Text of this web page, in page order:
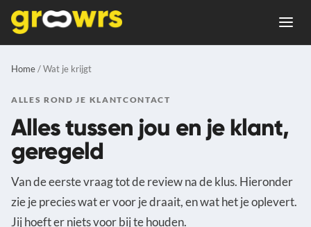
Home/ Wat je krijgt
ALLES ROND JE KLANTCONTACT
Alles tussen jou en je klant,
geregeld
Van de eerste vraag tot de review na de klus. Hieronder
zie je precies wat er voor je draait, en wat het je oplevert.
Jij hoeft er niets voor bij te houden.